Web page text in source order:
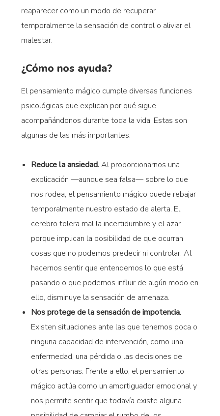
reaparecer como un modo de recuperar
temporalmente la sensación de control o aliviar el
malestar.
¿Cómo nos ayuda?
El pensamiento mágico cumple diversas funciones
psicológicas que explican por qué sigue
acompañándonos durante toda la vida. Estas son
algunas de las más importantes:
Reduce la ansiedad.Al proporcionarnos una
explicación —aunque sea falsa— sobre lo que
nos rodea, el pensamiento mágico puede rebajar
temporalmente nuestro estado de alerta. El
cerebro tolera mal la incertidumbre y el azar
porque implican la posibilidad de que ocurran
cosas que no podemos predecir ni controlar. Al
hacernos sentir que entendemos lo que está
pasando o que podemos influir de algún modo en
ello, disminuye la sensación de amenaza.
Nos protege de la sensación de impotencia.
Existen situaciones ante las que tenemos poca o
ninguna capacidad de intervención, como una
enfermedad, una pérdida o las decisiones de
otras personas. Frente a ello, el pensamiento
mágico actúa como un amortiguador emocional y
nos permite sentir que todavía existe alguna